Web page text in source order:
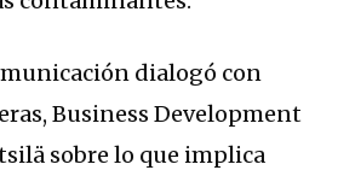
dialogó con
Business Development
sobre lo que implica